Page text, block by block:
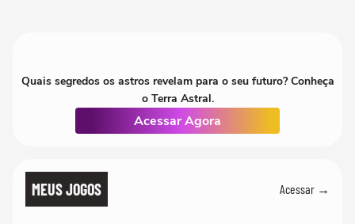
Quais segredos os astros revelam para o seu futuro? Conheça
o Terra Astral.
Acessar Agora
MEUS JOGOS Acessar →